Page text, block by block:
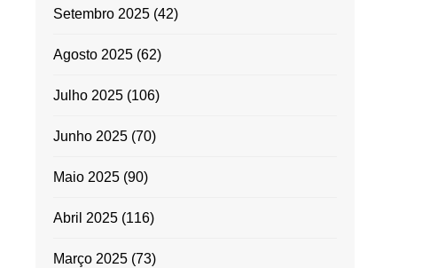
Setembro 2025 (42)
Agosto 2025 (62)
Julho 2025 (106)
Junho 2025 (70)
Maio 2025 (90)
Abril 2025 (116)
Março 2025 (73)